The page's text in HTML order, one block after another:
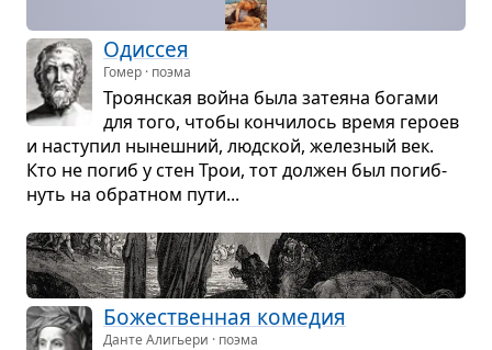
Одис­сея
Гомер · поэма
Тро­ян­ская война была зате­яна богами
для того, чтобы кон­чи­лось время героев
и насту­пил нынеш­ний, люд­ской, желез­ный век.
Кто не погиб у стен Трои, тот дол­жен был погиб­
нуть на обрат­ном пути...
Боже­ствен­ная коме­дия
Данте Алигьери · поэма